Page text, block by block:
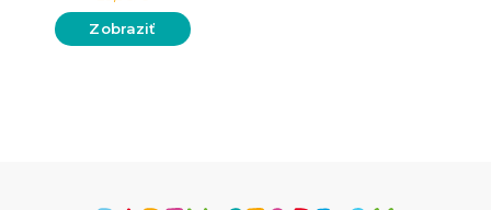
Zobraziť